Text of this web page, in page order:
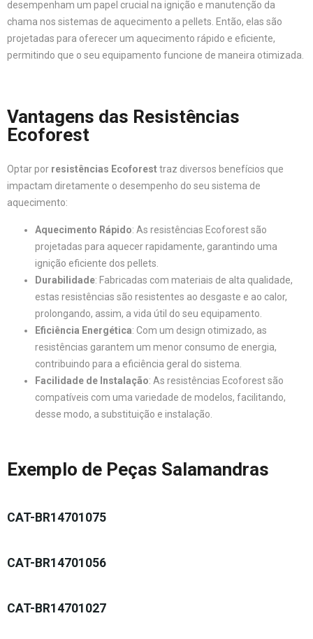
desempenham um papel crucial na ignição e manutenção da
chama nos sistemas de aquecimento a pellets. Então, elas são
projetadas para oferecer um aquecimento rápido e eficiente,
permitindo que o seu equipamento funcione de maneira otimizada.
Vantagens das Resistências
Ecoforest
Optar por resistências Ecoforesttraz diversos benefícios que
impactam diretamente o desempenho do seu sistema de
aquecimento:
Aquecimento Rápido: As resistências Ecoforest são
projetadas para aquecer rapidamente, garantindo uma
ignição eficiente dos pellets.
Durabilidade: Fabricadas com materiais de alta qualidade,
estas resistências são resistentes ao desgaste e ao calor,
prolongando, assim, a vida útil do seu equipamento.
Eficiência Energética: Com um design otimizado, as
resistências garantem um menor consumo de energia,
contribuindo para a eficiência geral do sistema.
Facilidade de Instalação: As resistências Ecoforest são
compatíveis com uma variedade de modelos, facilitando,
desse modo, a substituição e instalação.
Exemplo de Peças Salamandras
CAT-BR14701075
CAT-BR14701056
CAT-BR14701027